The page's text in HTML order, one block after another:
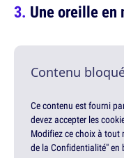
Une oreille en
Contenu
Ce contenu est fourni
devez accepter les
Modifiez ce choix à tout
de la Confidentialité" en